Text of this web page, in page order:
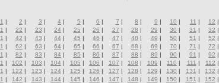
1 | 2 | 3 | 4 | 5 | 6 | 7 | 8 | 9 | 10 | 11 | 12 |
| 22 | 23 | 24 | 25 | 26 | 27 | 28 | 29 | 30 | 31 | 32 |
| 42 | 43 | 44 | 45 | 46 | 47 | 48 | 49 | 50 | 51 | 52 |
| 62 | 63 | 64 | 65 | 66 | 67 | 68 | 69 | 70 | 71 | 72 |
| 82 | 83 | 84 | 85 | 86 | 87 | 88 | 89 | 90 | 91 | 92 |
| 102 | 103 | 104 | 105 | 106 | 107 | 108 | 109 | 110 | 111 | 112 |
| 122 | 123 | 124 | 125 | 126 | 127 | 128 | 129 | 130 | 131 | 132 |
| 142 | 143 | 144 | 145 | 146 | 147 | 148 | 149 | 150 | 151 | 152 |